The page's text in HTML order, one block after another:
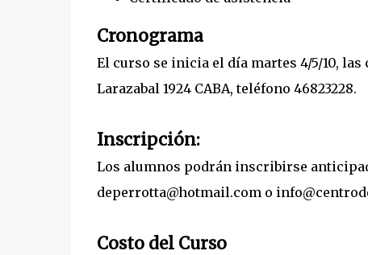
Cronograma
El curso se inicia el día martes 4/5/10, las
Larazabal 1924 CABA, teléfono 46823228.
Inscripción:
Los alumnos podrán inscribirse
deperrotta@hotmail.com o
Costo del Curso